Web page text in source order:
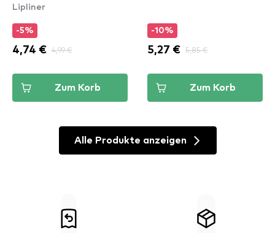
Neutral (SPL860)
Lipliner
-5%
4,74 € 4,99 €
Zum Korb
-10%
5,27 € 5,85 €
Zum Korb
Alle Produkte anzeigen